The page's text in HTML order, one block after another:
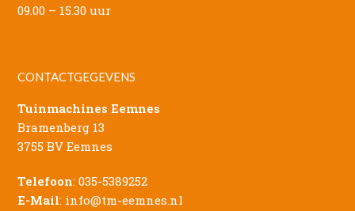
09.00 – 15.30 uur
CONTACTGEGEVENS
Tuinmachines Eemnes
Bramenberg 13
3755 BV Eemnes
Telefoon:035-5389252
E-Mail: info@tm-eemnes.nl